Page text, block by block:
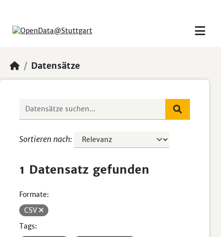
Datensätze
Sortieren nach
1 Datensatz gefunden
Formate:
CSV
Tags: